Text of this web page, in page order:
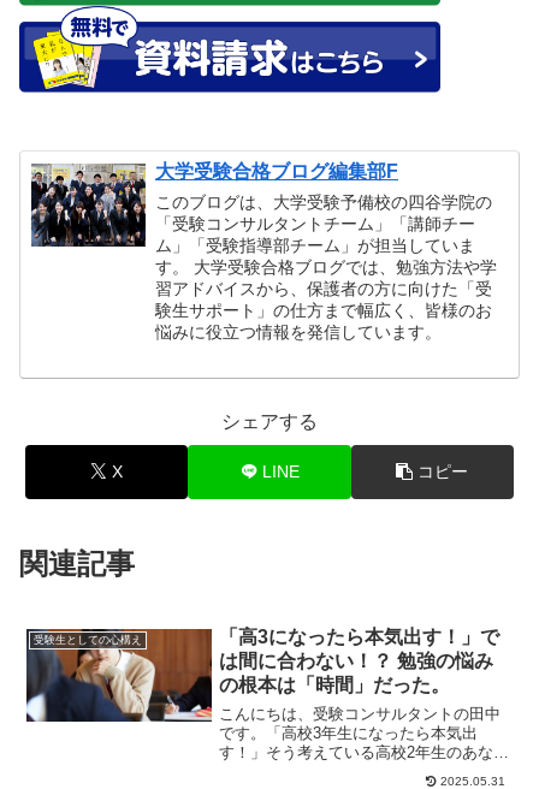
大学受験合格ブログ編集部F
このブログは、大学受験予備校の四谷学院の
「受験コンサルタントチーム」「講師チー
ム」「受験指導部チーム」が担当していま
す。 大学受験合格ブログでは、勉強方法や学
習アドバイスから、保護者の方に向けた「受
験生サポート」の仕方まで幅広く、皆様のお
悩みに役立つ情報を発信しています。
シェアする
X LINE コピー
関連記事
受験生としての心構え
「高3になったら本気出す！」で
は間に合わない！？ 勉強の悩み
の根本は「時間」だった。
こんにちは、受験コンサルタントの田中
です。「高校3年生になったら本気出
す！」そう考えている高校2年生のあな
た、それでは受験に間に合わないかもし
2025.05.31